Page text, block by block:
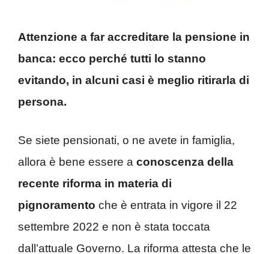
Attenzione a far accreditare la pensione in
banca: ecco perché tutti lo stanno
evitando, in alcuni casi è meglio ritirarla di
persona.
Se siete pensionati, o ne avete in famiglia,
allora è bene essere a conoscenza della
recente riforma in materia di
pignoramento che è entrata in vigore il 22
settembre 2022 e non è stata toccata
dall’attuale Governo. La riforma attesta che le